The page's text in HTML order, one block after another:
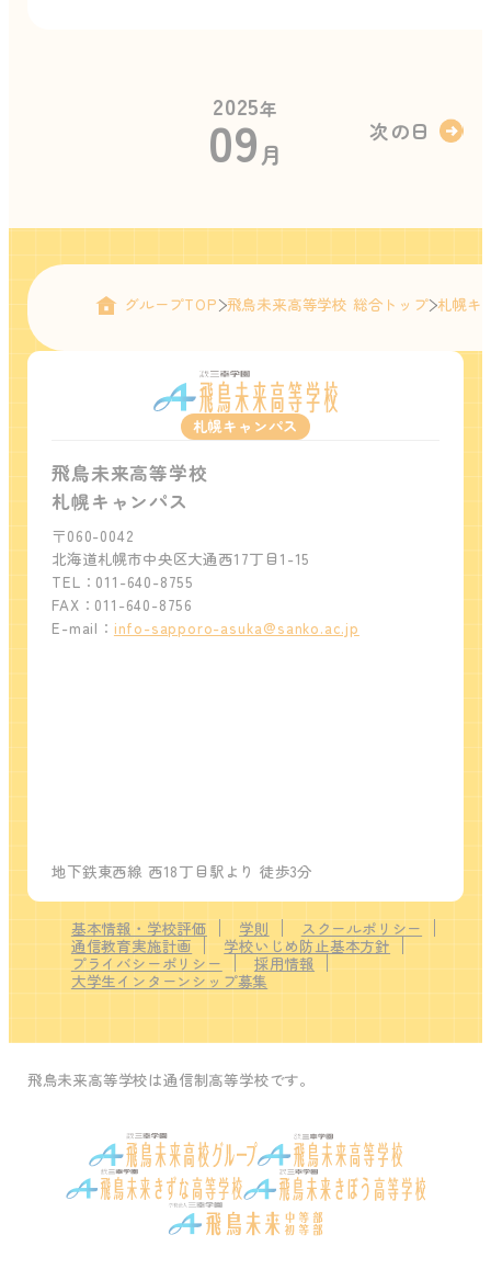
2025年
09月
次の日
グループTOP 飛鳥未来高等学校 総合トップ 札幌キ
札幌キャンパス
飛鳥未来高等学校
札幌キャンパス
〒060-0042
北海道札幌市中央区大通西17丁目1-15
TEL：011-640-8755
FAX：011-640-8756
E-mail： info-sapporo-asuka@sanko.ac.jp
地下鉄東西線 西18丁目駅より 徒歩3分
基本情報・学校評価 学則
スクールポリシー
通信教育実施計画
学校いじめ防止基本方針
プライバシーポリシー
採用情報
大学生インターンシップ募集
飛鳥未来高等学校は通信制高等学校です。